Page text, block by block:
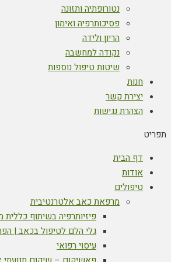
נטורופתיה ותזונה
פסיכותרפיה ואימון
הריון ולידה
נקודה למחשבה
שיטות טיפול נוספות
חנות
יצירת קשר
הצהרת נגישות
תפריט
דף הבית
אודות
טיפולים
מרפאת כאב אלטרנטיבית
פיזיותרפיה בשיתוף
גלי הלם לטיפול בכאב |
עיסוי רפואי